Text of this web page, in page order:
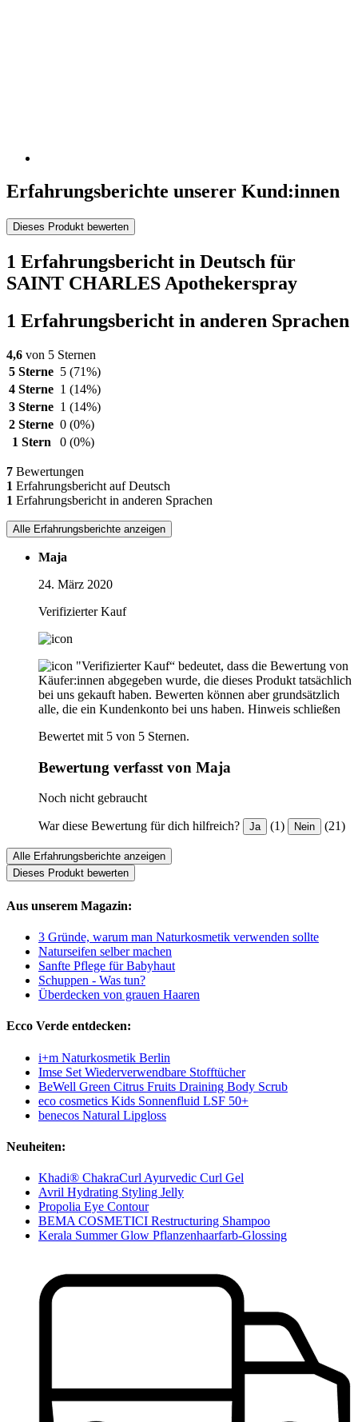
Erfahrungsberichte unserer Kund:innen
Dieses Produkt bewerten
1 Erfahrungsbericht in Deutsch für
SAINT CHARLES Apothekerspray
1 Erfahrungsbericht in anderen Sprachen
4,6 von 5 Sternen
5 Sterne 5 (71%)
4 Sterne 1 (14%)
3 Sterne 1 (14%)
2 Sterne 0 (0%)
1 Stern
0 (0%)
7 Bewertungen
1 Erfahrungsbericht auf Deutsch
1 Erfahrungsbericht in anderen Sprachen
Alle Erfahrungsberichte anzeigen
Maja
24. März 2020
Verifizierter Kauf
"Verifizierter Kauf“ bedeutet, dass die Bewertung von
Käufer:innen abgegeben wurde, die dieses Produkt tatsächlich
bei uns gekauft haben. Bewerten können aber grundsätzlich
alle, die ein Kundenkonto bei uns haben. Hinweis schließen
Bewertet mit 5 von 5 Sternen.
Bewertung verfasst von Maja
Noch nicht gebraucht
War diese Bewertung für dich hilfreich? Ja (1) Nein (21)
Alle Erfahrungsberichte anzeigen
Dieses Produkt bewerten
Aus unserem Magazin:
3 Gründe, warum man Naturkosmetik verwenden sollte
Naturseifen selber machen
Sanfte Pflege für Babyhaut
Schuppen - Was tun?
Überdecken von grauen Haaren
Ecco Verde entdecken:
i+m Naturkosmetik Berlin
Imse Set Wiederverwendbare Stofftücher
BeWell Green Citrus Fruits Draining Body Scrub
eco cosmetics Kids Sonnenfluid LSF 50+
benecos Natural Lipgloss
Neuheiten:
Khadi® ChakraCurl Ayurvedic Curl Gel
Avril Hydrating Styling Jelly
Propolia Eye Contour
BEMA COSMETICI Restructuring Shampoo
Kerala Summer Glow Pflanzenhaarfarb-Glossing